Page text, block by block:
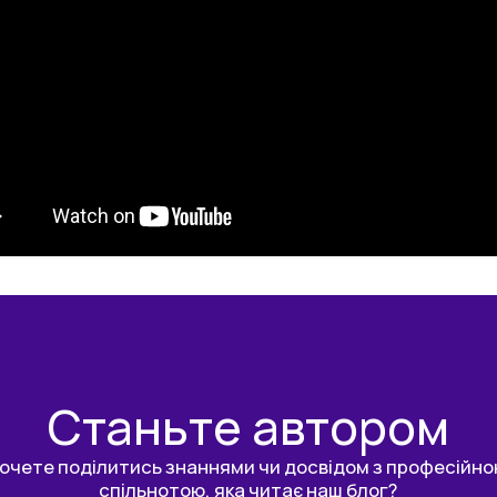
Станьте автором
поділитись знаннями чи досвідом з
спільнотою, яка читає наш блог?